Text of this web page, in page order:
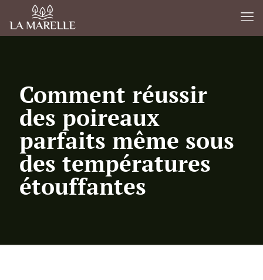
Comment réussir
des poireaux
parfaits même sous
des températures
étouffantes